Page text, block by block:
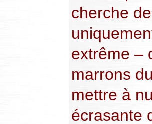
cherche
extrême –
marrons
mettre à
écrasante